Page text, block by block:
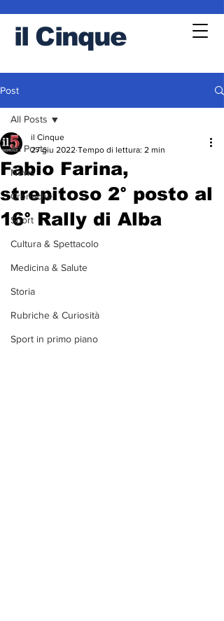
il Cinque
Post
All Posts
News
Cronache
Sport
Cultura & Spettacolo
Medicina & Salute
Storia
Rubriche & Curiosità
Sport in primo piano
All Posts
Fabio Farina,
strepitoso 2° posto al
16° Rally di Alba
il Cinque
27 giu 2022 Tempo di lettura: 2 min